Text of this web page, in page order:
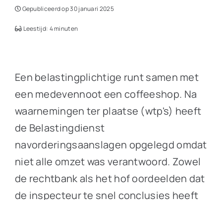
Gepubliceerd op 30 januari 2025
Leestijd: 4 minuten
Een belastingplichtige runt samen met
een medevennoot een coffeeshop. Na
waarnemingen ter plaatse (wtp's) heeft
de Belastingdienst
navorderingsaanslagen opgelegd omdat
niet alle omzet was verantwoord. Zowel
de rechtbank als het hof oordeelden dat
de inspecteur te snel conclusies heeft